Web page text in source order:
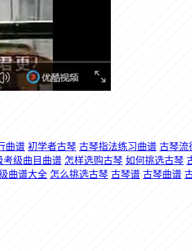
曲谱 初学者古琴 古琴指法练习曲谱 古琴流
考级曲目曲谱 怎样选购古琴 如何挑选古琴
曲谱大全 怎么挑选古琴 古琴谱 古琴曲谱